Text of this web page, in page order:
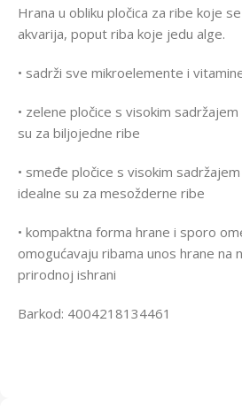
Hrana u obliku pločica za ribe koje
akvarija, poput riba koje jedu alge.
• sadrži sve mikroelemente i
• zelene pločice s visokim
su za biljojedne ribe
• smeđe pločice s visokim
idealne su za mesožderne ribe
• kompaktna forma hrane i sporo
omogućavaju ribama unos hrane na
prirodnoj ishrani
Barkod: 4004218134461